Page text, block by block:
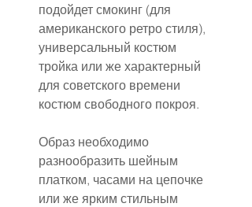
подойдет смокинг (для
американского ретро стиля),
универсальный костюм
тройка или же характерный
для советского времени
костюм свободного покроя.
Образ необходимо
разнообразить шейным
платком, часами на цепочке
или же ярким стильным